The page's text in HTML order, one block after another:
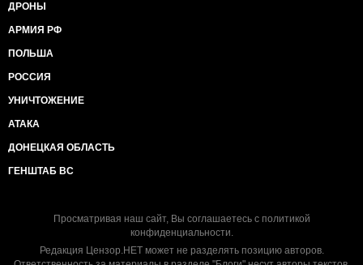
ДРОНЫ
АРМИЯ РФ
ПОЛЬША
РОССИЯ
УНИЧТОЖЕНИЕ
АТАКА
ДОНЕЦКАЯ ОБЛАСТЬ
ГЕНШТАБ ВС
Просматривая наш сайт, Вы соглашаетесь с политикой
конфиденциальности.
Редакция Цензор.НЕТ может не разделять позицию авторов.